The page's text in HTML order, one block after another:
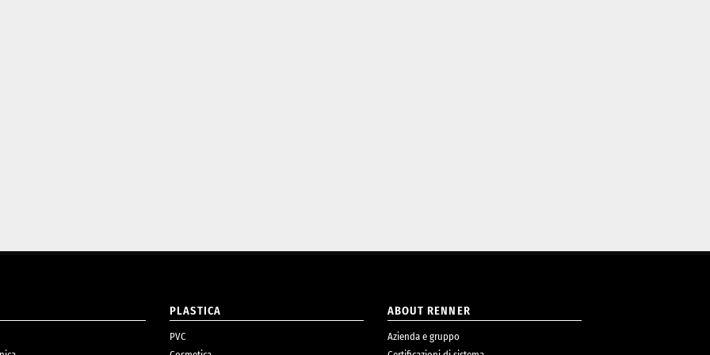
PLASTICA
PVC
ABOUT RENNER
Azienda e gruppo